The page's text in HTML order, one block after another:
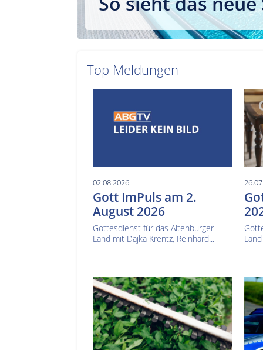
Top Meldungen
02.08.2026
Gott ImPuls am 2.
August 2026
Gottesdienst für das Altenburger
Land mit Dajka Krentz, Reinhard...